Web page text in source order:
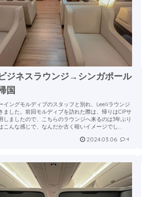
ジネスラウンジ→シンガポール
国
イングモルディブのスタッフと別れ、Leeliラウンジ
ました。前回モルディブを訪れた際は、帰りはCIPサ
しましたので、こちらのラウンジへ来るのは3年ぶり
こんな感じで、なんだか古く暗いイメージでし...
2024.03.06 4